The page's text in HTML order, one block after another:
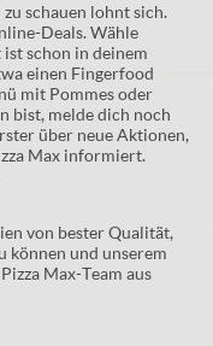
schauen lohnt sich.
Deals. Wähle
schon in deinem
einen Fingerfood
mit Pommes oder
bist, melde dich noch
über neue Aktionen,
Max informiert.
von bester Qualität,
können und unserem
Max-Team aus